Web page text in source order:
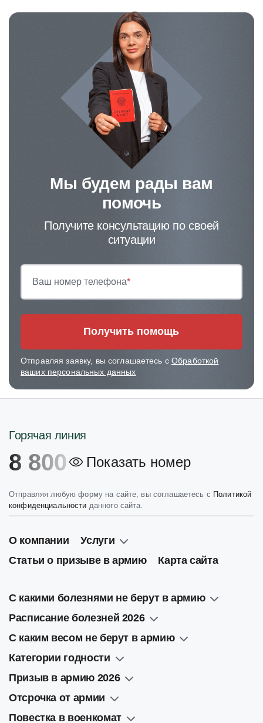
Мы будем рады вам
помочь
Получите консультацию по своей
ситуации
Ваш номер телефона*
Получить помощь
Отправляя заявку, вы соглашаетесь сОбработкой
ваших персональных данных
Горячая линия
8 800 Показать номер
Отправляя любую форму на сайте, вы соглашаетесь с Политикой
конфиденциальности данного сайта.
О компании
Услуги
Статьи о призыве в армию
Карта сайта
С какими болезнями не берут в армию
Расписание болезней 2026
С каким весом не берут в армию
Категории годности
Призыв в армию 2026
Отсрочка от армии
Повестка в военкомат